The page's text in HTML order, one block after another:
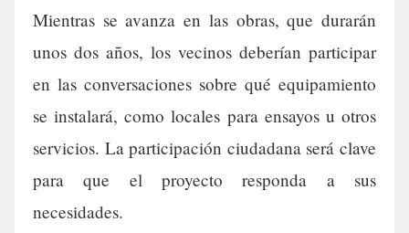
Mientras se avanza en las obras, que durarán
unos dos años, los vecinos deberían participar
en las conversaciones sobre qué equipamiento
se instalará, como locales para ensayos u otros
servicios. La participación ciudadana será clave
para que el proyecto responda a sus
necesidades.